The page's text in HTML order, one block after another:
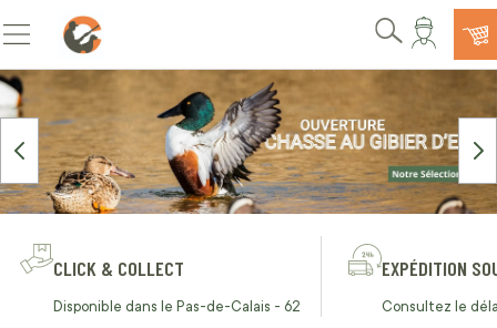
Allez au contenu
Basculer la navigation
Rechercher
CLICK & COLLECT
Disponible dans le Pas-de-Calais - 62
EXPÉDITION
Consultez le